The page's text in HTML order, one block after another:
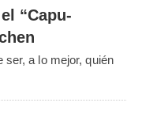
“Capu-
a lo mejor, quién